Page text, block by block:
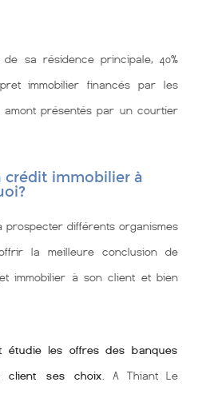
sa résidence principale, 40%
immobilier financés par les
présentés par un courtier
crédit immobilier à
prospecter différents organismes
la meilleure conclusion de
immobilier à son client et bien
étudie les offres des banques
client ses choix . A Thiant Le